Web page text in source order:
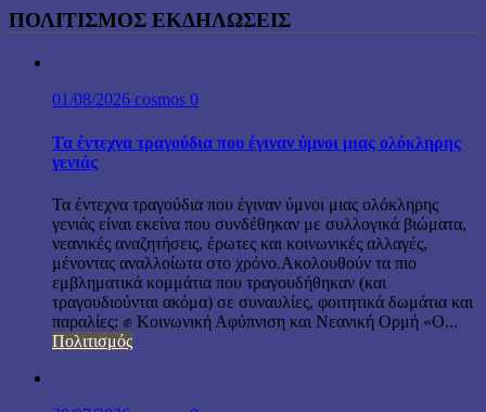
ΠΟΛΙΤΙΣΜΟΣ ΕΚΔΗΛΩΣΕΙΣ
01/08/2026 cosmos 0
Τα έντεχνα τραγούδια που έγιναν ύμνοι μιας ολόκληρης
γενιάς
Τα έντεχνα τραγούδια που έγιναν ύμνοι μιας ολόκληρης
γενιάς είναι εκείνα που συνδέθηκαν με συλλογικά βιώματα,
νεανικές αναζητήσεις, έρωτες και κοινωνικές αλλαγές,
μένοντας αναλλοίωτα στο χρόνο.Ακολουθούν τα πιο
εμβληματικά κομμάτια που τραγουδήθηκαν (και
τραγουδιούνται ακόμα) σε συναυλίες, φοιτητικά δωμάτια και
παραλίες: ✊ Κοινωνική Αφύπνιση και Νεανική Ορμή «Ο...
Πολιτισμός